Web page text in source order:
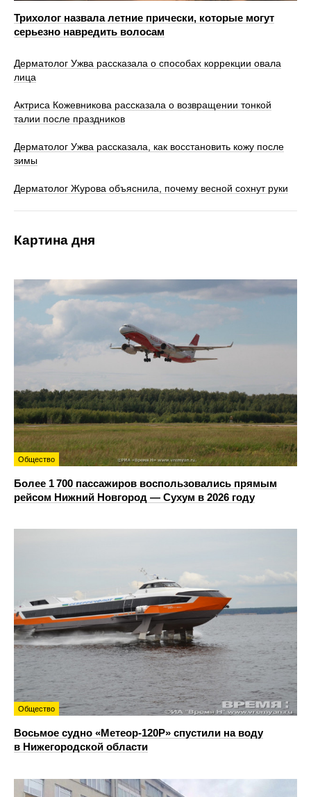
Трихолог назвала летние прически, которые могут
серьезно навредить волосам
Дерматолог Ужва рассказала о способах коррекции овала
лица
Актриса Кожевникова рассказала о возвращении тонкой
талии после праздников
Дерматолог Ужва рассказала, как восстановить кожу после
зимы
Дерматолог Журова объяснила, почему весной сохнут руки
Картина дня
Общество
Более 1 700 пассажиров воспользовались прямым
рейсом Нижний Новгород — Сухум в 2026 году
Общество
Восьмое судно «Метеор-120Р» спустили на воду
в Нижегородской области